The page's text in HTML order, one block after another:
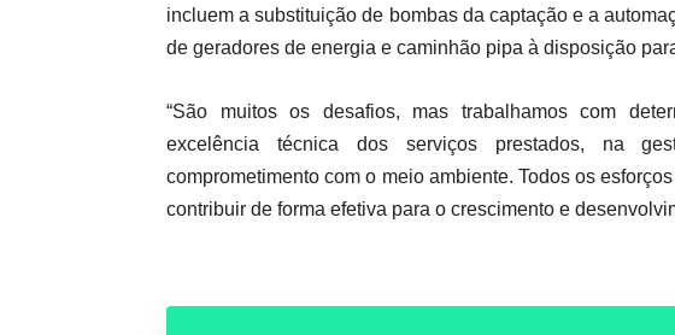
incluem a substituição de bombas da captação e a
de geradores de energia e caminhão pipa à disposição
“São muitos os desafios, mas trabalhamos com
excelência técnica dos serviços prestados, na
comprometimento com o meio ambiente. Todos os
contribuir de forma efetiva para o crescimento e